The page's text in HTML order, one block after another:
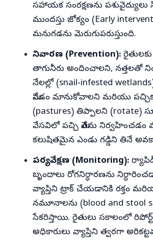
సహాయక సంరక్షణను పశువైద్యులు
ముందస్తు జోక్యం (Early
మనుగడను మెరుగుపరుస్తుంది.
నివారణ (Prevention):
తాగునీరు అందించాలని, నత్తలతో
నేలల్లో (snail‑infested
మేపడం మానుకోవాలని మరియు
(pastures) తిప్పాలని (rotate)
వేసవిలో పచ్చి మేతను నిర్వహించడం
కలుషితమైన ఎండు గడ్డిని తినే
పర్యవేక్షణ (Monitoring):
బృందాలు రోగనిర్ధారణను
వ్యాప్తిని ట్రాక్ చేయడానికి రక్తం
నమూనాలను (blood and stool
సేకరిస్తాయి. రైతులు సకాలంలో
అధికారులు వ్యాప్తిని త్వరగా